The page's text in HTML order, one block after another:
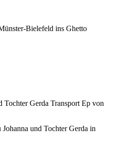
Bielefeld ins Ghetto
Tochter Gerda Transport Ep von
und Tochter Gerda in